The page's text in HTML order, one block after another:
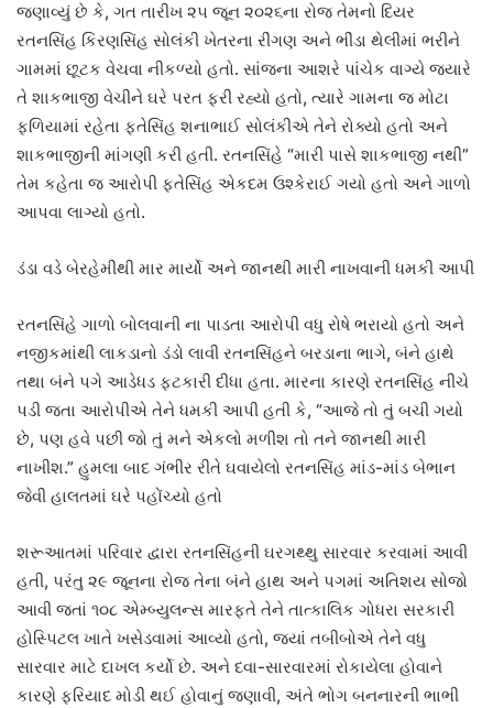
જણાવ્યું છે કે, ગત તારીખ ૨૫ જૂન ૨૦૨૬ના રોજ તેમનો દિયર
રતનસિંહ કિરણસિંહ સોલંકી ખેતરના રીંગણ અને ભીંડા થેલીમાં ભરીને
ગામમાં છૂટક વેચવા નીકળ્યો હતો. સાંજના આશરે પાંચેક વાગ્યે જ્યારે
તે શાકભાજી વેચીને ઘરે પરત ફરી રહ્યો હતો, ત્યારે ગામના જ મોટા
ફળિયામાં રહેતા ફતેસિંહ શનાભાઈ સોલંકીએ તેને રોક્યો હતો અને
શાકભાજીની માંગણી કરી હતી. રતનસિંહે “મારી પાસે શાકભાજી નથી”
તેમ કહેતા જ આરોપી ફતેસિંહ એકદમ ઉશ્કેરાઈ ગયો હતો અને ગાળો
આપવા લાગ્યો હતો.
ડંડા વડે બેરહેમીથી માર માર્યો અને જાનથી મારી નાખવાની ધમકી આપી
રતનસિંહે ગાળો બોલવાની ના પાડતા આરોપી વધુ રોષે ભરાયો હતો અને
નજીકમાંથી લાકડાનો ડંડો લાવી રતનસિંહને બરડાના ભાગે, બંને હાથે
તથા બંને પગે આડેધડ ફટકારી દીધા હતા. મારના કારણે રતનસિંહ નીચે
પડી જતા આરોપીએ તેને ધમકી આપી હતી કે, “આજે તો તું બચી ગયો
છે, પણ હવે પછી જો તું મને એકલો મળીશ તો તને જાનથી મારી
નાખીશ.” હુમલા બાદ ગંભીર રીતે ઘવાયેલો રતનસિંહ માંડ-માંડ બેભાન
જેવી હાલતમાં ઘરે પહોંચ્યો હતો
શરૂઆતમાં પરિવાર દ્વારા રતનસિંહની ઘરગથ્થુ સારવાર કરવામાં આવી
હતી, પરંતુ ૨૯ જૂનના રોજ તેના બંને હાથ અને પગમાં અતિશય સોજો
આવી જતાં ૧૦૮ એમ્બ્યુલન્સ મારફતે તેને તાત્કાલિક ગોધરા સરકારી
હોસ્પિટલ ખાતે ખસેડવામાં આવ્યો હતો, જ્યાં તબીબોએ તેને વધુ
સારવાર માટે દાખલ કર્યો છે. અને દવા-સારવારમાં રોકાયેલા હોવાને
કારણે ફરિયાદ મોડી થઈ હોવાનું જણાવી, અંતે ભોગ બનનારની ભાભી